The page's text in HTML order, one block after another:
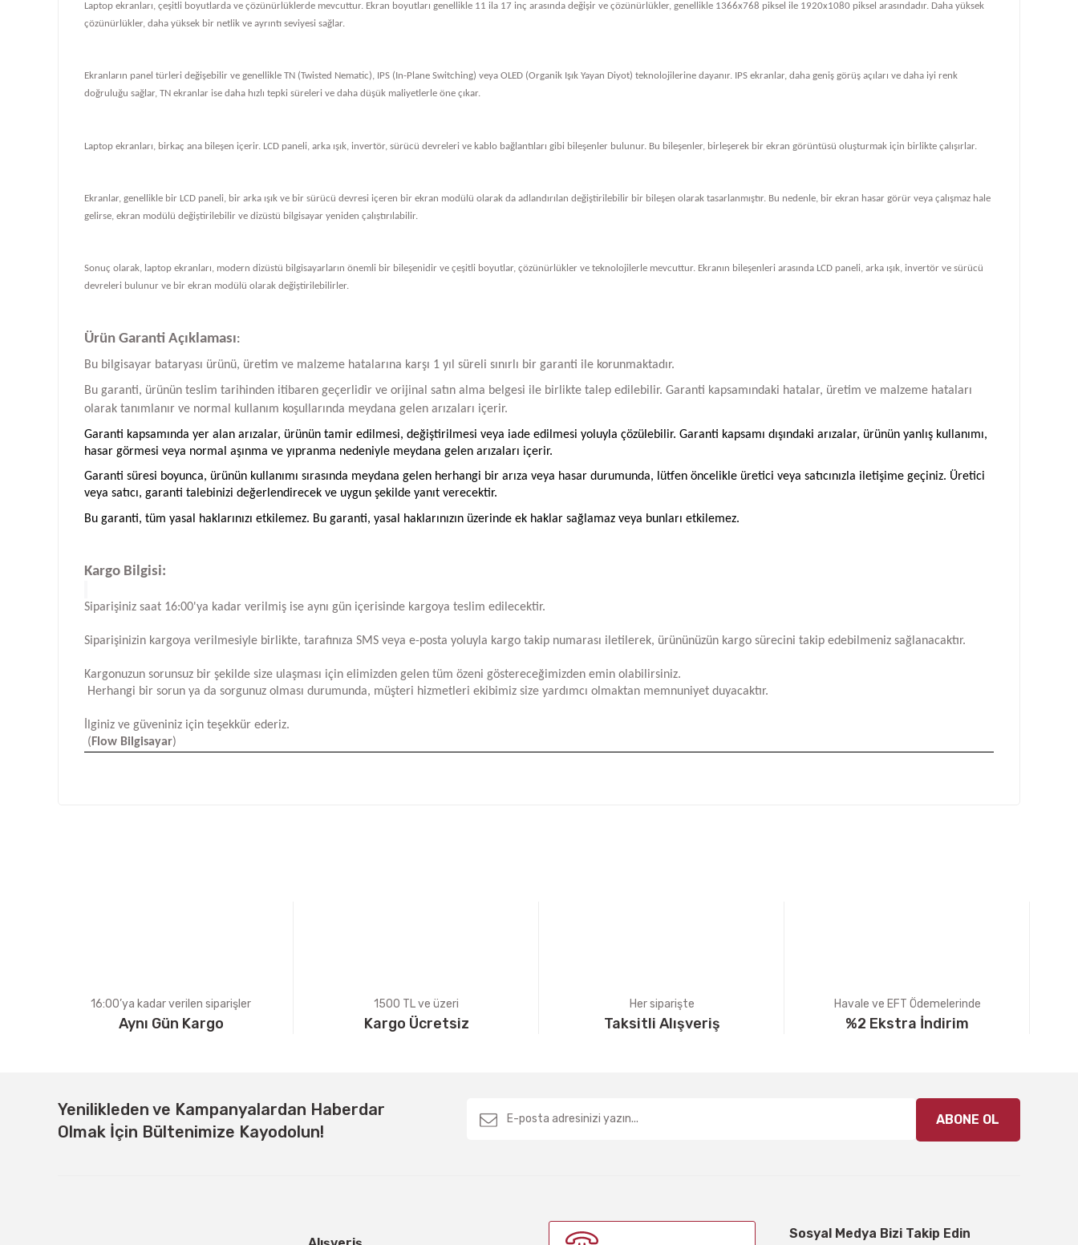
Laptop ekranları, çeşitli boyutlarda ve çözünürlüklerde mevcuttur. Ekran boyutları genellikle 11 ila 17 inç arasında değişir ve çözünürlükler, genellikle 1366x768 piksel ile 1920x1080 piksel arasındadır. Daha yüksek
çözünürlükler, daha yüksek bir netlik ve ayrıntı seviyesi sağlar.
Ekranların panel türleri değişebilir ve genellikle TN (Twisted Nematic), IPS (In-Plane Switching) veya OLED (Organik Işık Yayan Diyot) teknolojilerine dayanır. IPS ekranlar, daha geniş görüş açıları ve daha iyi renk
doğruluğu sağlar, TN ekranlar ise daha hızlı tepki süreleri ve daha düşük maliyetlerle öne çıkar.
Laptop ekranları, birkaç ana bileşen içerir. LCD paneli, arka ışık, invertör, sürücü devreleri ve kablo bağlantıları gibi bileşenler bulunur. Bu bileşenler, birleşerek bir ekran görüntüsü oluşturmak için birlikte çalışırlar.
Ekranlar, genellikle bir LCD paneli, bir arka ışık ve bir sürücü devresi içeren bir ekran modülü olarak da adlandırılan değiştirilebilir bir bileşen olarak tasarlanmıştır. Bu nedenle, bir ekran hasar görür veya çalışmaz hale
gelirse, ekran modülü değiştirilebilir ve dizüstü bilgisayar yeniden çalıştırılabilir.
Sonuç olarak, laptop ekranları, modern dizüstü bilgisayarların önemli bir bileşenidir ve çeşitli boyutlar, çözünürlükler ve teknolojilerle mevcuttur. Ekranın bileşenleri arasında LCD paneli, arka ışık, invertör ve sürücü
devreleri bulunur ve bir ekran modülü olarak değiştirilebilirler.
Ürün Garanti Açıklaması:
Bu bilgisayar bataryası ürünü, üretim ve malzeme hatalarına karşı 1 yıl süreli sınırlı bir garanti ile korunmaktadır.
Bu garanti, ürünün teslim tarihinden itibaren geçerlidir ve orijinal satın alma belgesi ile birlikte talep edilebilir. Garanti kapsamındaki hatalar, üretim ve malzeme hataları
olarak tanımlanır ve normal kullanım koşullarında meydana gelen arızaları içerir.
Garanti kapsamında yer alan arızalar, ürünün tamir edilmesi, değiştirilmesi veya iade edilmesi yoluyla çözülebilir. Garanti kapsamı dışındaki arızalar, ürünün yanlış kullanımı,
hasar görmesi veya normal aşınma ve yıpranma nedeniyle meydana gelen arızaları içerir.
Garanti süresi boyunca, ürünün kullanımı sırasında meydana gelen herhangi bir arıza veya hasar durumunda, lütfen öncelikle üretici veya satıcınızla iletişime geçiniz. Üretici
veya satıcı, garanti talebinizi değerlendirecek ve uygun şekilde yanıt verecektir.
Bu garanti, tüm yasal haklarınızı etkilemez. Bu garanti, yasal haklarınızın üzerinde ek haklar sağlamaz veya bunları etkilemez.
Kargo Bilgisi:
Siparişiniz saat 16:00'ya kadar verilmiş ise aynı gün içerisinde kargoya teslim edilecektir.
Siparişinizin kargoya verilmesiyle birlikte, tarafınıza SMS veya e-posta yoluyla kargo takip numarası iletilerek, ürününüzün kargo sürecini takip edebilmeniz sağlanacaktır.
Kargonuzun sorunsuz bir şekilde size ulaşması için elimizden gelen tüm özeni göstereceğimizden emin olabilirsiniz.
Herhangi bir sorun ya da sorgunuz olması durumunda, müşteri hizmetleri ekibimiz size yardımcı olmaktan memnuniyet duyacaktır.
İlginiz ve güveniniz için teşekkür ederiz.
( Flow Bilgisayar)
16:00’ya kadar verilen siparişler
Aynı Gün Kargo
1500 TL ve üzeri
Kargo Ücretsiz
Her siparişte
Taksitli Alışveriş
Havale ve EFT Ödemelerinde
%2 Ekstra İndirim
Yenilikleden ve Kampanyalardan Haberdar
Olmak İçin Bültenimize Kayodolun!
ABONE OL
Sosyal Medya Bizi Takip Edin